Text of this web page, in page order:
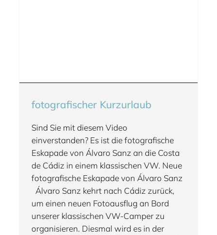
fotografischer Kurzurlaub
Sind Sie mit diesem Video
einverstanden? Es ist die fotografische
Eskapade von Álvaro Sanz an die Costa
de Cádiz in einem klassischen VW. Neue
fotografische Eskapade von Álvaro Sanz
Álvaro Sanz kehrt nach Cádiz zurück,
um einen neuen Fotoausflug an Bord
unserer klassischen VW-Camper zu
organisieren. Diesmal wird es in der